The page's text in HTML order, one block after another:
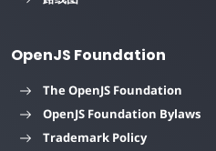
OpenJS Foundation
The OpenJS Foundation
OpenJS Foundation Bylaws
Trademark Policy